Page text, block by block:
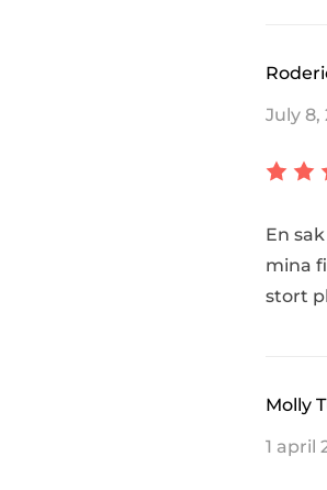
July 8,
En
mina
stort
Molly
1 april